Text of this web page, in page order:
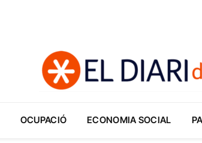
OCUPACIÓ ECONOMIA SOCIAL